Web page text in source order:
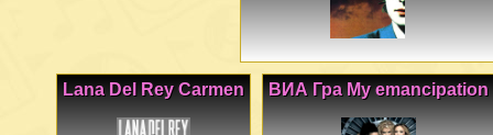
ВИА Гра My emancipation
Lana Del Rey Carmen